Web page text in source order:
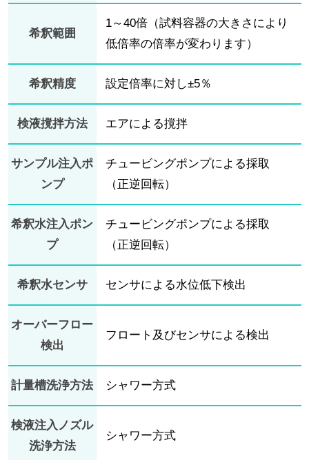
希釈範囲
1～40倍（試料容器の大きさにより
低倍率の倍率が変わります）
希釈精度 設定倍率に対し±5％
検液撹拌方法 エアによる撹拌
サンプル注入ポ
ンプ
チュービングポンプによる採取
（正逆回転）
希釈水注入ポン
プ
チュービングポンプによる採取
（正逆回転）
希釈水センサ センサによる水位低下検出
オーバーフロー
検出
フロート及びセンサによる検出
計量槽洗浄方法 シャワー方式
検液注入ノズル
洗浄方法
シャワー方式